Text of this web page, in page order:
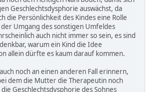
Geschlechtsdysphorie auswächst, da
die Persönlichkeit des Kindes eine Rolle
Umgang des sonstigen Umfeldes
auch nicht immer so sein, es sind
warum ein Kind die Idee
allein dürfte es kaum darauf kommen.
noch an einen anderen Fall erinnern,
dem die Mutter die Therapeutin noch
Geschlechtsdysphorie des Sohnes